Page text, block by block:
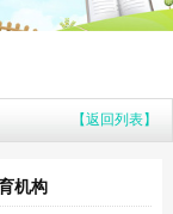
【返回列表】
机构